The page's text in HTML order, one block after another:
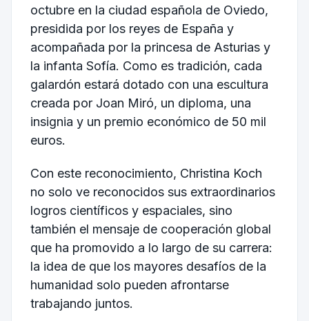
octubre en la ciudad española de Oviedo,
presidida por los reyes de España y
acompañada por la princesa de Asturias y
la infanta Sofía. Como es tradición, cada
galardón estará dotado con una escultura
creada por Joan Miró, un diploma, una
insignia y un premio económico de 50 mil
euros.
Con este reconocimiento, Christina Koch
no solo ve reconocidos sus extraordinarios
logros científicos y espaciales, sino
también el mensaje de cooperación global
que ha promovido a lo largo de su carrera:
la idea de que los mayores desafíos de la
humanidad solo pueden afrontarse
trabajando juntos.